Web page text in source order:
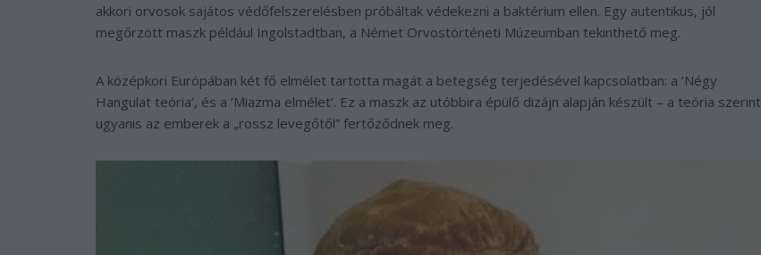
akkori orvosok sajátos védőfelszerelésben próbáltak védekezni a baktérium ellen. Egy autentikus, jól
megőrzött maszk például Ingolstadtban, a Német Orvostörténeti Múzeumban tekinthető meg.
A középkori Európában két fő elmélet tartotta magát a betegség terjedésével kapcsolatban: a ’Négy
Hangulat teória’, és a ’Miazma elmélet’. Ez a maszk az utóbbira épülő dizájn alapján készült – a teória szerint
ugyanis az emberek a „rossz levegőtől” fertőződnek meg.